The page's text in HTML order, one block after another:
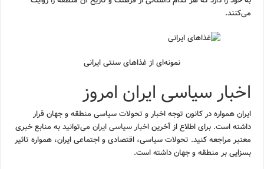
می‌کنند.
نمونه‌ای از غذاهای سنتی ایرانی
اخبار سیاسی ایران امروز
ایران همواره در کانون توجه اخبار و تحولات سیاسی منطقه و جهان قرار
داشته است. برای اطلاع از آخریناخبار سیاسی ایران می‌توانید به منابع خبری
معتبر مراجعه کنید. تحولات سیاسی، اقتصادی و اجتماعی ایران، همواره تاثیر
بسزایی بر منطقه و جهان داشته است.